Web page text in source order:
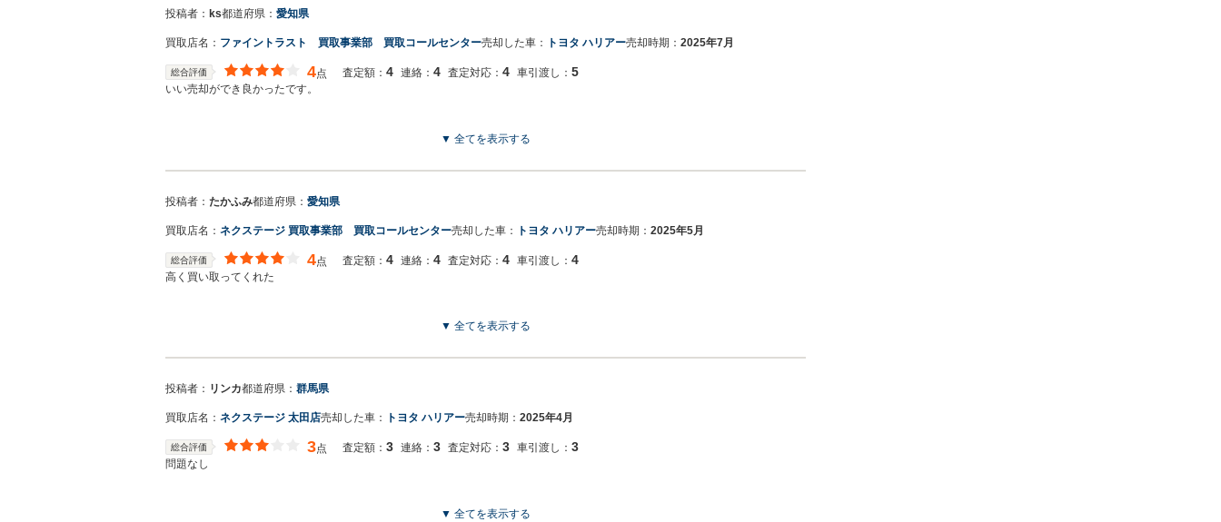
投稿者： ks都道府県： 愛知県
買取店名： ファイントラスト 買取事業部 買取コールセンター売却した車： トヨタ ハリアー売却時期： 2025年7月
総合評価 4点 査定額： 4 連絡： 4 査定対応： 4 車引渡し： 5
いい売却ができ良かったです。
▼ 全てを表示する
投稿者： たかふみ都道府県： 愛知県
買取店名： ネクステージ 買取事業部 買取コールセンター売却した車： トヨタ ハリアー売却時期： 2025年5月
総合評価 4点 査定額： 4 連絡： 4 査定対応： 4 車引渡し： 4
高く買い取ってくれた
▼ 全てを表示する
投稿者： リンカ都道府県： 群馬県
買取店名： ネクステージ 太田店売却した車： トヨタ ハリアー売却時期： 2025年4月
総合評価 3点 査定額： 3 連絡： 3 査定対応： 3 車引渡し： 3
問題なし
▼ 全てを表示する